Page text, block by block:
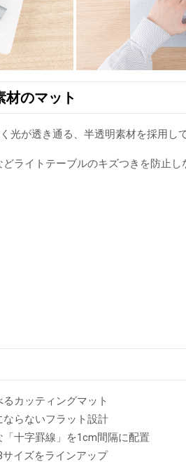
材のマット
光が透き通る、半透明素材を採用し
ライトテーブルのキズつきを防止し
カッティングマット
らないフラット設計
十字罫線」を1cm間隔に配置
イズをラインアップ